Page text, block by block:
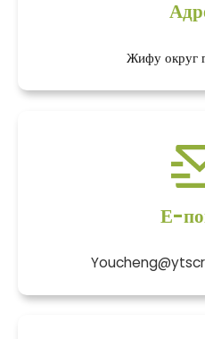
Жифу округ
Е-